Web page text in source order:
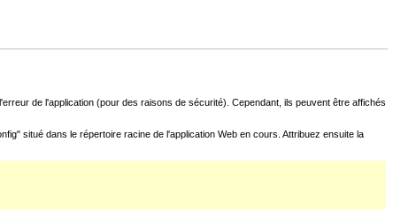
de l'application (pour des raisons de sécurité). Cependant, ils peuvent être affichés
situé dans le répertoire racine de l'application Web en cours. Attribuez ensuite la